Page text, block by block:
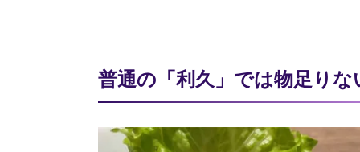
普通の「利久」では物足り